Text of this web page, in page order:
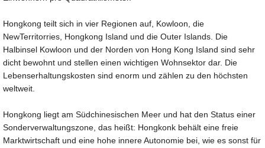
Hongkong teilt sich in vier Regionen auf, Kowloon, die
NewTerritorries, Hongkong Island und die Outer Islands. Die
Halbinsel Kowloon und der Norden von Hong Kong Island sind sehr
dicht bewohnt und stellen einen wichtigen Wohnsektor dar. Die
Lebenserhaltungskosten sind enorm und zählen zu den höchsten
weltweit.
Hongkong liegt am Südchinesischen Meer und hat den Status einer
Sonderverwaltungszone, das heißt: Hongkonk behält eine freie
Marktwirtschaft und eine hohe innere Autonomie bei, wie es sonst für